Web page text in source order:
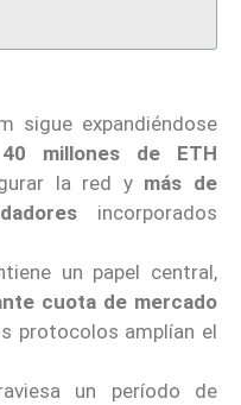
sigue expandiéndose
millones de ETH
la red y más de
incorporados
un papel central,
cuota de mercado
protocolos amplían el
un período de